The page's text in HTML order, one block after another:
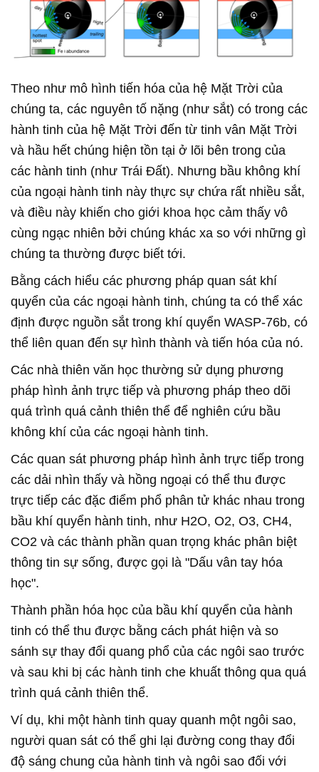
Theo như mô hình tiến hóa của hệ Mặt Trời của
chúng ta, các nguyên tố nặng (như sắt) có trong các
hành tinh của hệ Mặt Trời đến từ tinh vân Mặt Trời
và hầu hết chúng hiện tồn tại ở lõi bên trong của
các hành tinh (như Trái Đất). Nhưng bầu không khí
của ngoại hành tinh này thực sự chứa rất nhiều sắt,
và điều này khiến cho giới khoa học cảm thấy vô
cùng ngạc nhiên bởi chúng khác xa so với những gì
chúng ta thường được biết tới.
Bằng cách hiểu các phương pháp quan sát khí
quyển của các ngoại hành tinh, chúng ta có thể xác
định được nguồn sắt trong khí quyển WASP-76b, có
thể liên quan đến sự hình thành và tiến hóa của nó.
Các nhà thiên văn học thường sử dụng phương
pháp hình ảnh trực tiếp và phương pháp theo dõi
quá trình quá cảnh thiên thể để nghiên cứu bầu
không khí của các ngoại hành tinh.
Các quan sát phương pháp hình ảnh trực tiếp trong
các dải nhìn thấy và hồng ngoại có thể thu được
trực tiếp các đặc điểm phổ phân tử khác nhau trong
bầu khí quyển hành tinh, như H2O, O2, O3, CH4,
CO2 và các thành phần quan trọng khác phân biệt
thông tin sự sống, được gọi là "Dấu vân tay hóa
học".
Thành phần hóa học của bầu khí quyển của hành
tinh có thể thu được bằng cách phát hiện và so
sánh sự thay đổi quang phổ của các ngôi sao trước
và sau khi bị các hành tinh che khuất thông qua quá
trình quá cảnh thiên thể.
Ví dụ, khi một hành tinh quay quanh một ngôi sao,
người quan sát có thể ghi lại đường cong thay đổi
độ sáng chung của hành tinh và ngôi sao đối với